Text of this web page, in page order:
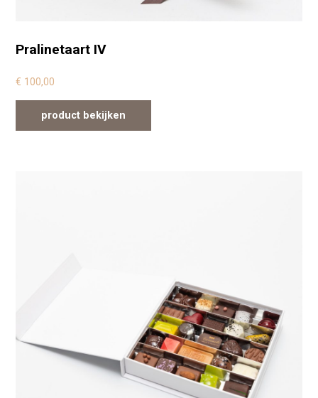
Pralinetaart IV
€ 100,00
product bekijken